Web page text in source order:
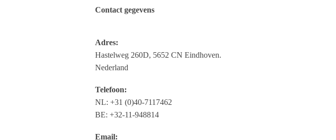
Contact gegevens
Adres:
Hastelweg 260D, 5652 CN Eindhoven.
Nederland
Telefoon:
NL: +31 (0)40-7117462
BE: +32-11-948814
Email: